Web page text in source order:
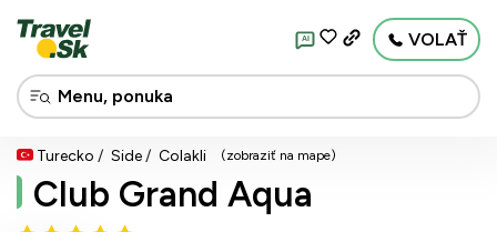
AI VOLAŤ
Turecko Side Colakli (zobraziť na mape)
Club Grand Aqua